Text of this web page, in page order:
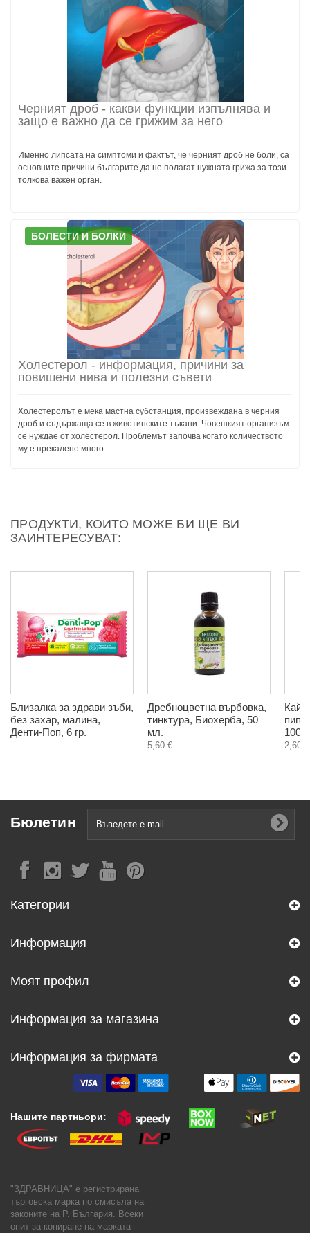
Черният дроб - какви функции изпълнява и
защо е важно да се грижим за него
Именно липсата на симптоми и фактът, че черният дроб не боли, са
основните причини българите да не полагат нужната грижа за този
толкова важен орган.
БОЛЕСТИ И БОЛКИ
Холестерол - информация, причини за
повишени нива и полезни съвети
Холестеролът е мека мастна субстанция, произвеждана в черния
дроб и съдържаща се в животинските тъкани. Човешкият организъм
се нуждае от холестерол. Проблемът започва когато количеството
му е прекалено много.
ПРОДУКТИ, КОИТО МОЖЕ БИ ЩЕ ВИ
ЗАИНТЕРЕСУВАТ:
Близалка за здрави зъби,
без захар, малина,
Денти-Поп, 6 гр.
Дребноцветна върбовка,
тинктура, Биохерба, 50
мл.
5,60 €
100
2,60 €
Бюлетин
Категории
Информация
Моят профил
Информация за магазина
Информация за фирмата
Нашите партньори:
"ЗДРАВНИЦА" е регистрирана
търговска марка по смисъла на
законите на Р. България. Всеки
опит за копиране на марката